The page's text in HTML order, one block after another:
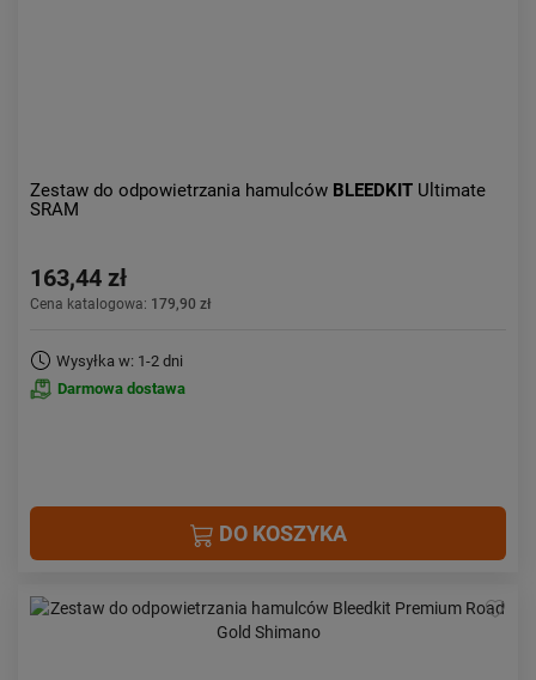
Zestaw do odpowietrzania hamulców BLEEDKIT Ultimate
SRAM
163,44 zł
Cena katalogowa: 179,90 zł
Wysyłka w: 1-2 dni
Darmowa dostawa
DO KOSZYKA